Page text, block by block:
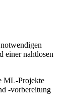
einer nahtlosen
ML-Projekte
-vorbereitung